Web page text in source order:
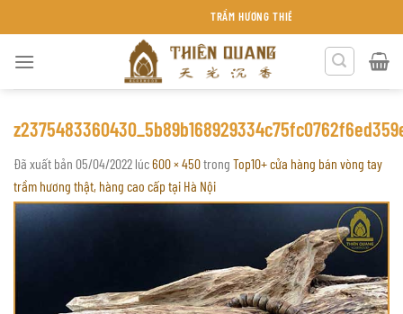
đến
TRẦM HƯƠNG THIÊN QUANG KHÁNH HÒA
Đã xuất bản 05/04/2022 lúc600 × 450trong Top10+ cửa hàng bán vòng tay
trầm hương thật, hàng cao cấp tại Hà Nội